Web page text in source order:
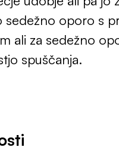
sedežno oporo s
ali za sedežno
spuščanja.